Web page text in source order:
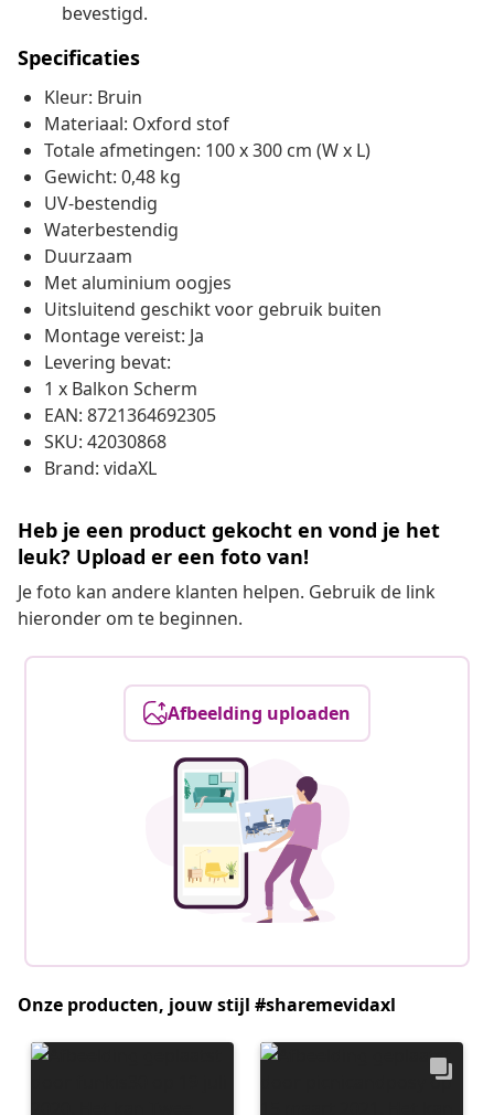
bevestigd.
Specificaties
Kleur: Bruin
Materiaal: Oxford stof
Totale afmetingen: 100 x 300 cm (W x L)
Gewicht: 0,48 kg
UV-bestendig
Waterbestendig
Duurzaam
Met aluminium oogjes
Uitsluitend geschikt voor gebruik buiten
Montage vereist: Ja
Levering bevat:
1 x Balkon Scherm
EAN: 8721364692305
SKU: 42030868
Brand: vidaXL
Heb je een product gekocht en vond je het
leuk? Upload er een foto van!
Je foto kan andere klanten helpen. Gebruik de link
hieronder om te beginnen.
Afbeelding uploaden
Onze producten, jouw stijl #sharemevidaxl